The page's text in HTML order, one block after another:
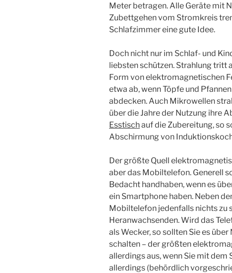
Meter betragen. Alle Geräte mit
Zubettgehen vom Stromkreis
Schlafzimmer eine gute Idee.
Doch nicht nur im Schlaf- und
liebsten schützen. Strahlung tritt
Form von elektromagnetischen
etwa ab, wenn Töpfe und
abdecken. Auch Mikrowellen
über die Jahre der Nutzung ihre
Esstischauf die Zubereitung, so
Abschirmung von
Der größte Quell
aber das Mobiltelefon. Generell
Bedacht handhaben, wenn es
ein Smartphone haben. Neben
Mobiltelefon jedenfalls nichts zu
Heranwachsenden. Wird das
als Wecker, so sollten Sie es
schalten – der größten
allerdings aus, wenn Sie mit
allerdings (behördlich